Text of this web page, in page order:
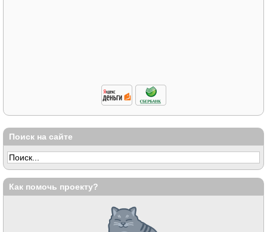
Поиск на сайте
Как помочь проекту?